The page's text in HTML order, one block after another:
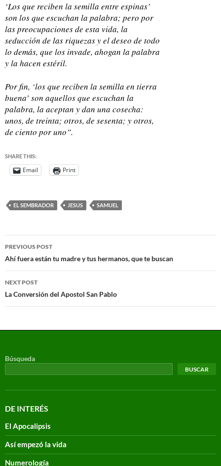
‘Los que reciben la semilla entre espinas’
son los que escuchan la palabra; pero por
las preocupaciones de esta vida, la
seducción de las riquezas y el deseo de todo
lo demás, que los invade, ahogan la palabra
y la hacen estéril.
Por fin, ‘los que reciben la semilla en tierra
buena’ son aquellos que escuchan la
palabra, la aceptan y dan una cosecha:
unos, de treinta; otros, de sesenta; y otros,
de ciento por uno”.
SHARE THIS:
Email Print
EL SEMBRADOR JESUS SAMUEL
PREVIOUS POST
Ahí fuera están tu madre y tus hermanos, que te buscan
NEXT POST
La Conversión del Apostol San Pablo
Búsqueda
BUSCAR
DE INTERÉS
El Apocalipsis
Así empezó la vida
Numerología